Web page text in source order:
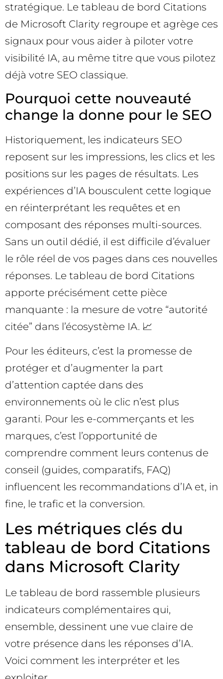
stratégique. Le tableau de bord Citations
de Microsoft Clarity regroupe et agrège ces
signaux pour vous aider à piloter votre
visibilité IA, au même titre que vous pilotez
déjà votre SEO classique.
Pourquoi cette nouveauté
change la donne pour le SEO
Historiquement, les indicateurs SEO
reposent sur les impressions, les clics et les
positions sur les pages de résultats. Les
expériences d’IA bousculent cette logique
en réinterprétant les requêtes et en
composant des réponses multi-sources.
Sans un outil dédié, il est difficile d’évaluer
le rôle réel de vos pages dans ces nouvelles
réponses. Le tableau de bord Citations
apporte précisément cette pièce
manquante : la mesure de votre “autorité
citée” dans l’écosystème IA. 📈
Pour les éditeurs, c’est la promesse de
protéger et d’augmenter la part
d’attention captée dans des
environnements où le clic n’est plus
garanti. Pour les e-commerçants et les
marques, c’est l’opportunité de
comprendre comment leurs contenus de
conseil (guides, comparatifs, FAQ)
influencent les recommandations d’IA et, in
fine, le trafic et la conversion.
Les métriques clés du
tableau de bord Citations
dans Microsoft Clarity
Le tableau de bord rassemble plusieurs
indicateurs complémentaires qui,
ensemble, dessinent une vue claire de
votre présence dans les réponses d’IA.
Voici comment les interpréter et les